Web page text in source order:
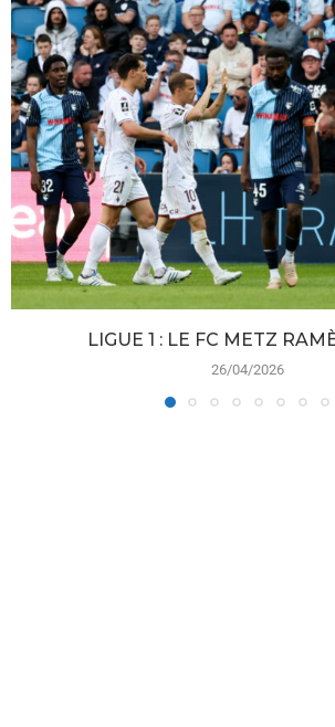
LIGUE 1 : LE FC METZ
26/04/2026